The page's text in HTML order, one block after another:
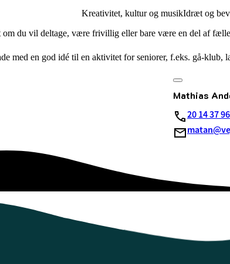
Kreativitet, kultur og musikIdræt og
om du vil deltage, være frivillig eller bare være en del af
med en god idé til en aktivitet for seniorer, f.eks. gå-klub,
Mathias
20 14 37 96